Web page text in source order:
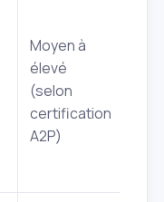
Moyen à
élevé
(selon
certification
A2P)